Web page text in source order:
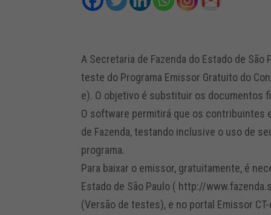
A Secretaria de Fazenda do Estado de
teste do Programa Emissor Gratuito do
e). O objetivo é substituir os documentos
O software permitirá que os contribuintes
de Fazenda, testando inclusive o uso de
programa.
Para baixar o emissor, gratuitamente, é
Estado de São Paulo ( http://
(Versão de testes), e no portal Emissor